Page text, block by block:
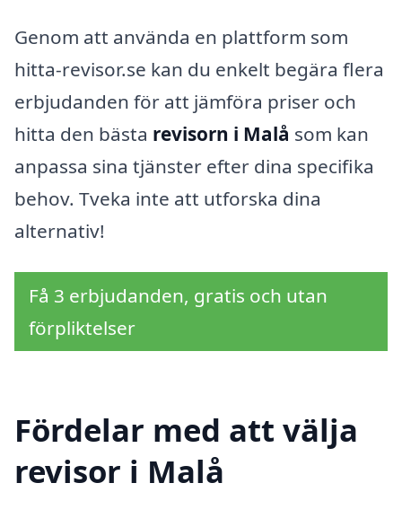
Genom att använda en plattform som
hitta-revisor.se kan du enkelt begära flera
erbjudanden för att jämföra priser och
hitta den bästa revisorn i Malå som kan
anpassa sina tjänster efter dina specifika
behov. Tveka inte att utforska dina
alternativ!
Få 3 erbjudanden, gratis och utan
förpliktelser
Fördelar med att välja
revisor i Malå